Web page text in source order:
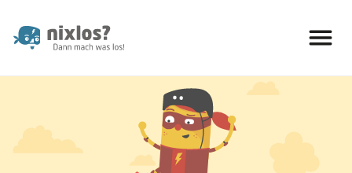
nixlos? Dann mach was